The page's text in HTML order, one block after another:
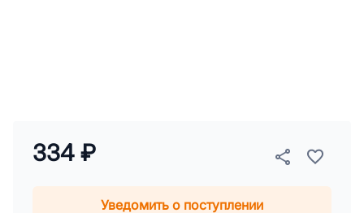
334 ₽
Уведомить о поступлении